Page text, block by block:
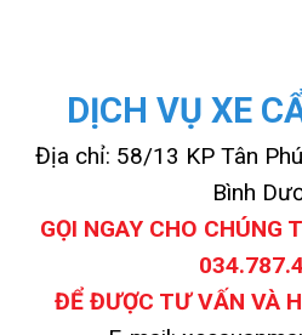
DỊCH VỤ XE
Địa chỉ: 58/13 KP Tân
Bình
GỌI NGAY CHO
ĐỂ ĐƯỢC TƯ VẤN VÀ